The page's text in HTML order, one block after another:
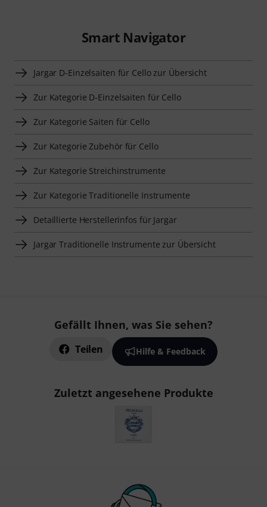
Smart Navigator
Jargar D-Einzelsaiten für Cello zur Übersicht
Zur Kategorie D-Einzelsaiten für Cello
Zur Kategorie Saiten für Cello
Zur Kategorie Zubehör für Cello
Zur Kategorie Streichinstrumente
Zur Kategorie Traditionelle Instrumente
Detaillierte Herstellerinfos für Jargar
Jargar Traditionelle Instrumente zur Übersicht
Gefällt Ihnen, was Sie sehen?
Teilen Hilfe & Feedback
Zuletzt angesehene Produkte